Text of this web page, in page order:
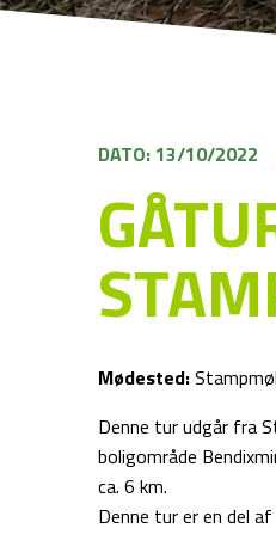
DATO: 13/10/2022
Mødested:
Denne tur udgår fra
boligområde
ca. 6 km.
Denne tur er en del